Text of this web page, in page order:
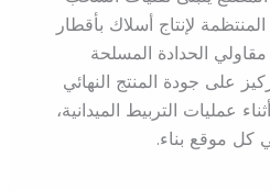
لإنتاج أسلاك بأقطار
الحدادة المسلحة
على جودة المنتج النهائي
عمليات التربيط الميدانية،
موقع بناء.